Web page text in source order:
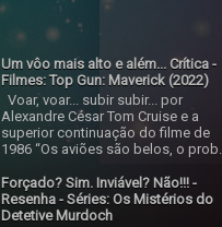
Um vôo mais alto e além... Crítica -
Filmes: Top Gun: Maverick (2022)
Voar, voar... subir subir... por
Alexandre César Tom Cruise e a
superior continuação do filme de
1986 “Os aviões são belos, o prob...
Forçado? Sim. Inviável? Não!!! -
Resenha - Séries: Os Mistérios do
Detetive Murdoch